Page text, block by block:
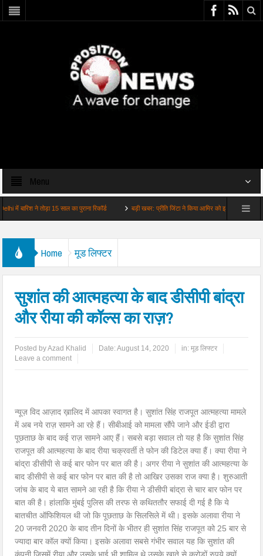
Menu
ने तोड़ा 15 साल का पुराना रिकॉर्ड बड़ी खबर: प्रीति जिंटा ने किया आमिर को इग्नोर वायरल हुआ व…
Home मूड लिफ्टर
सुशांत की आत्महत्या के बाद डीसीपी बांद्रा
और रीया की कॉल्स का राज़?
Posted byAzad Khalid Date:August 14, 2020 in:मूड लिफ्टर
Leave a comment
न्यूज़ विद आज़ाद ख़ालिद में आपका स्वागत है। सुशांत सिंह राजपूत आत्महत्या मामले
में अब नये राज़ सामने आ रहे हैं। सीबीआई को मामला सौंपे जाने और ईडी द्वारा
पूछताछ के बाद कई राज़ सामने आए हैं। सबसे बड़ा सवाल तो यह है कि सुशांत सिंह
राजपूत की आत्महत्या के बाद रीया चक्रवर्ती ते फोन की डिटेल क्या हैं। क्या रीया ने
बांद्रा डीसीपी से कई बार फोन पर बात की है। अगर रीया ने सुशांत की आत्महत्या के
बाद डीसीपी से कई बार फोन पर बात की है तो आखिर उसका राज क्या है। शुरुआती
जांच के बाद ये बात सामने आ रही है कि रीया ने डीसीपी बांद्रा से चार बार फोन पर
बात की है। हांलाकि मुंबई पुलिस की तरफ से कथिततौर सफाई दी गई है कि ये
बातचीत ऑफिशियल थी जो कि पूछताछ के सिलसिले में थी। इसके अलावा रीया ने
20 जनवरी 2020 के बाद तीन दिनों के भीतर ही सुशांत सिंह राजपूत को 25 बार से
ज्यादा बार कॉल क्यों किया। इसके अलावा सबसे गंभीर सवाल यह कि सुशांत की